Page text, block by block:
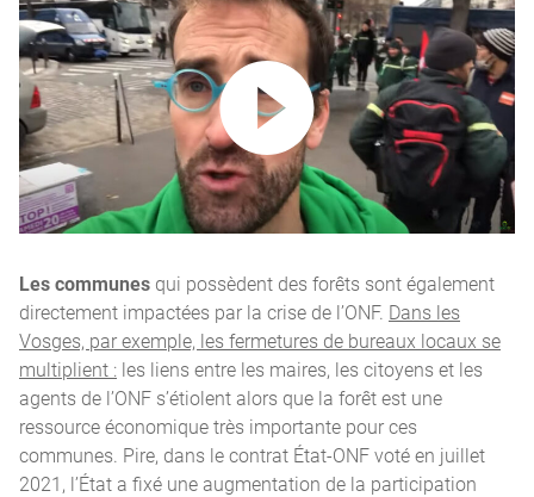
Les communes qui possèdent des forêts sont également
directement impactées par la crise de l’ONF. Dans les
Vosges, par exemple, les fermetures de bureaux locaux se
multiplient : les liens entre les maires, les citoyens et les
agents de l’ONF s’étiolent alors que la forêt est une
ressource économique très importante pour ces
communes. Pire, dans le contrat État-ONF voté en juillet
2021, l’État a fixé une augmentation de la participation